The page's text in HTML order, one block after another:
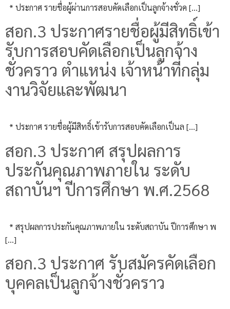
* ประกาศ รายชื่อผู้ผ่านการสอบคัดเลือกเป็นลูกจ้างชั่วค […]
สอก.3 ประกาศรายชื่อผู้มีสิทธิ์เข้า
รับการสอบคัดเลือกเป็นลูกจ้าง
ชั่วคราว ตำแหน่ง เจ้าหน้าที่กลุ่ม
งานวิจัยและพัฒนา
* ประกาศ รายชื่อผู้มีสิทธิ์เข้ารับการสอบคัดเลือกเป็นล […]
สอก.3 ประกาศ สรุปผลการ
ประกันคุณภาพภายใน ระดับ
สถาบันฯ ปีการศึกษา พ.ศ.2568
* สรุปผลการประกันคุณภาพภายใน ระดับสถาบัน ปีการศึกษา พ
[…]
สอก.3 ประกาศ รับสมัครคัดเลือก
บุคคลเป็นลูกจ้างชั่วคราว